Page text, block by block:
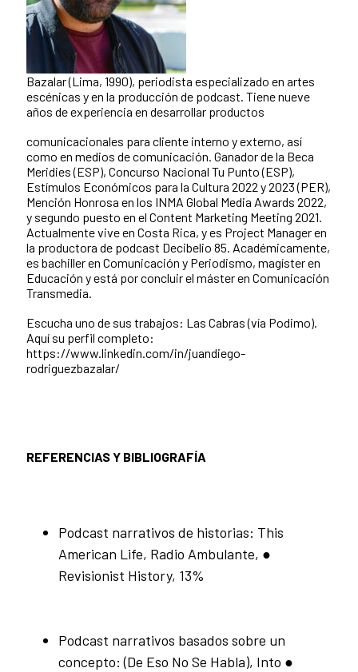
Bazalar (Lima, 1990), periodista especializado en artes
escénicas y en la producción de podcast. Tiene nueve
años de experiencia en desarrollar productos
comunicacionales para cliente interno y externo, así
como en medios de comunicación. Ganador de la Beca
Meridies (ESP), Concurso Nacional Tu Punto (ESP),
Estímulos Económicos para la Cultura 2022 y 2023 (PER),
Mención Honrosa en los INMA Global Media Awards 2022,
y segundo puesto en el Content Marketing Meeting 2021.
Actualmente vive en Costa Rica, y es Project Manager en
la productora de podcast Decibelio 85. Académicamente,
es bachiller en Comunicación y Periodismo, magíster en
Educación y está por concluir el máster en Comunicación
Transmedia.
Escucha uno de sus trabajos: Las Cabras (vía Podimo).
Aquí su perfil completo:
https://www.linkedin.com/in/juandiego-
rodriguezbazalar/
REFERENCIAS Y BIBLIOGRAFÍA
Podcast narrativos de historias: This
American Life, Radio Ambulante, ●
Revisionist History, 13%
Podcast narrativos basados sobre un
concepto: (De Eso No Se Habla), Into ●